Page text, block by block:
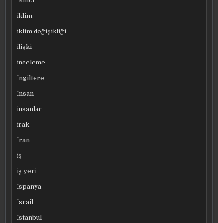
iklim
iklim değişikliği
ilişki
inceleme
İngiltere
İnsan
insanlar
irak
İran
iş
iş yeri
İspanya
İsrail
İstanbul